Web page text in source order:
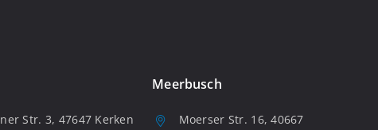
Str. 3, 47647 Kerken
Meerbusch
Moerser Str. 16, 40667